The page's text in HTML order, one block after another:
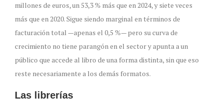
millones de euros, un 53,3 % más que en 2024, y siete veces
más que en 2020. Sigue siendo marginal en términos de
facturación total —apenas el 0,5 %— pero su curva de
crecimiento no tiene parangón en el sector y apunta a un
público que accede al libro de una forma distinta, sin que eso
reste necesariamente a los demás formatos.
Las librerías